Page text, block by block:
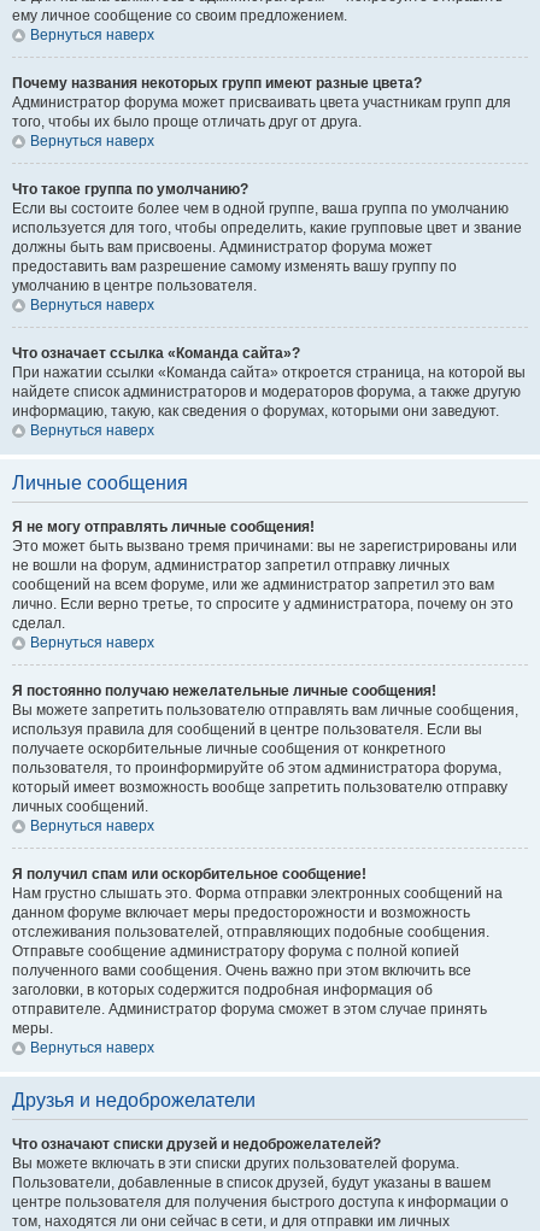
ему личное сообщение со своим предложением.
Вернуться наверх
Почему названия некоторых групп имеют разные цвета?
Администратор форума может присваивать цвета участникам групп для
того, чтобы их было проще отличать друг от друга.
Вернуться наверх
Что такое группа по умолчанию?
Если вы состоите более чем в одной группе, ваша группа по умолчанию
используется для того, чтобы определить, какие групповые цвет и звание
должны быть вам присвоены. Администратор форума может
предоставить вам разрешение самому изменять вашу группу по
умолчанию в центре пользователя.
Вернуться наверх
Что означает ссылка «Команда сайта»?
При нажатии ссылки «Команда сайта» откроется страница, на которой вы
найдете список администраторов и модераторов форума, а также другую
информацию, такую, как сведения о форумах, которыми они заведуют.
Вернуться наверх
Личные сообщения
Я не могу отправлять личные сообщения!
Это может быть вызвано тремя причинами: вы не зарегистрированы или
не вошли на форум, администратор запретил отправку личных
сообщений на всем форуме, или же администратор запретил это вам
лично. Если верно третье, то спросите у администратора, почему он это
сделал.
Вернуться наверх
Я постоянно получаю нежелательные личные сообщения!
Вы можете запретить пользователю отправлять вам личные сообщения,
используя правила для сообщений в центре пользователя. Если вы
получаете оскорбительные личные сообщения от конкретного
пользователя, то проинформируйте об этом администратора форума,
который имеет возможность вообще запретить пользователю отправку
личных сообщений.
Вернуться наверх
Я получил спам или оскорбительное сообщение!
Нам грустно слышать это. Форма отправки электронных сообщений на
данном форуме включает меры предосторожности и возможность
отслеживания пользователей, отправляющих подобные сообщения.
Отправьте сообщение администратору форума с полной копией
полученного вами сообщения. Очень важно при этом включить все
заголовки, в которых содержится подробная информация об
отправителе. Администратор форума сможет в этом случае принять
меры.
Вернуться наверх
Друзья и недоброжелатели
Что означают списки друзей и недоброжелателей?
Вы можете включать в эти списки других пользователей форума.
Пользователи, добавленные в список друзей, будут указаны в вашем
центре пользователя для получения быстрого доступа к информации о
том, находятся ли они сейчас в сети, и для отправки им личных